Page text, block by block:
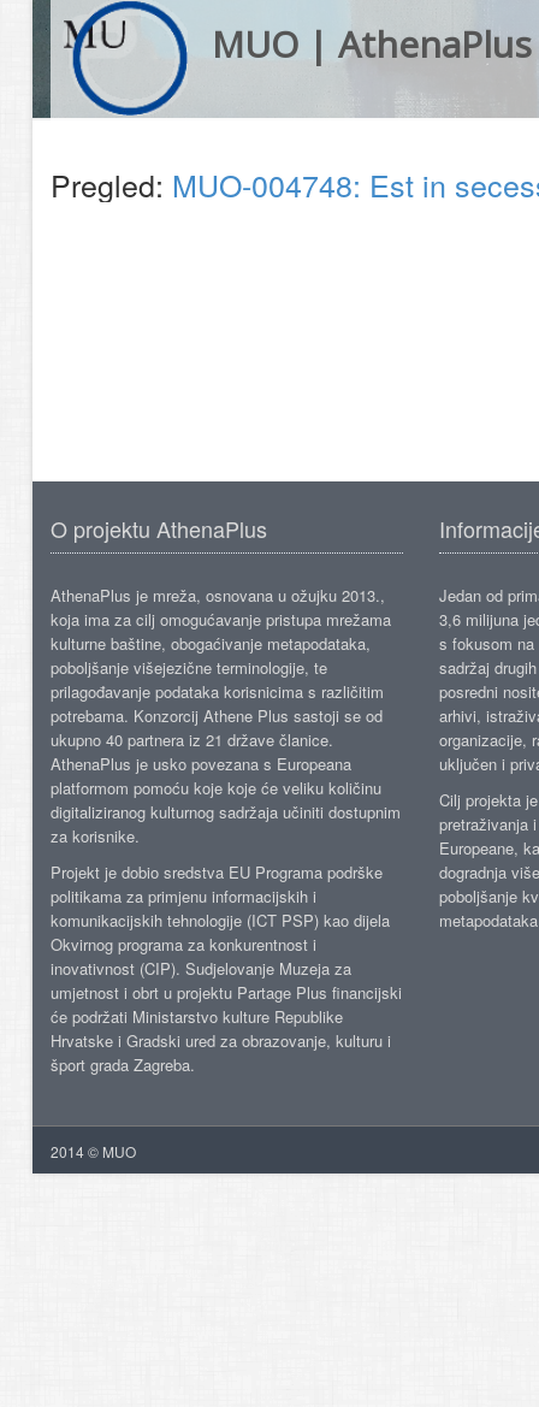
MUO | AthenaPlus
Pregled: MUO-004748: Est in
O projektu AthenaPlus
AthenaPlus je mreža, osnovana u ožujku 2013.,
koja ima za cilj omogućavanje pristupa mrežama
kulturne baštine, obogaćivanje metapodataka,
poboljšanje višejezične terminologije, te
prilagođavanje podataka korisnicima s različitim
potrebama. Konzorcij Athene Plus sastoji se od
ukupno 40 partnera iz 21 države članice.
AthenaPlus je usko povezana s Europeana
platformom pomoću koje koje će veliku količinu
digitaliziranog kulturnog sadržaja učiniti dostupnim
za korisnike.
Projekt je dobio sredstva EU Programa podrške
politikama za primjenu informacijskih i
komunikacijskih tehnologije (ICT PSP) kao dijela
Okvirnog programa za konkurentnost i
inovativnost (CIP). Sudjelovanje Muzeja za
umjetnost i obrt u projektu Partage Plus financijski
će podržati Ministarstvo kulture Republike
Hrvatske i Gradski ured za obrazovanje, kulturu i
šport grada Zagreba.
Jedan od
3,6 milijuna
s fokusom
sadržaj
posredni
arhivi,
organizacije,
uključen i
Cilj projekta
pretraživanja
Europeane,
dogradnja
poboljšanje
2014 © MUO